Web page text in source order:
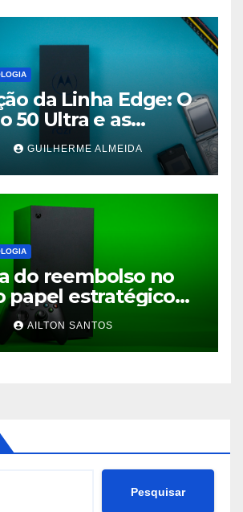
da Linha Edge: O
50 Ultra e as
do 70 Pro
GUILHERME ALMEIDA
do reembolso no
papel estratégico
Pass no mercado
AILTON SANTOS
Pesquisar